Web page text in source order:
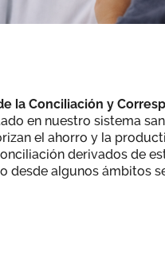
la Conciliación y
en nuestro sistema
el ahorro y la
derivados de
desde algunos ámbitos